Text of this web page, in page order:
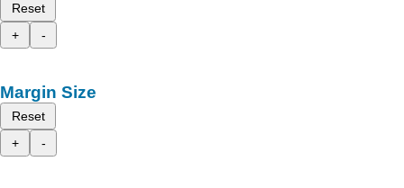
Reset
+
-
Margin Size
Reset
+
-